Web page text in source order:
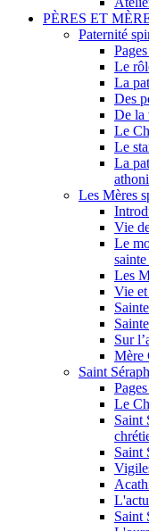
PÈRES ET
Paternité
Le
La
Des
De la
Le
Le
La
Les Mères
Vie
Le
Les
Vie
Sur
Mère
Saint
Le
Saint
Saint
Saint